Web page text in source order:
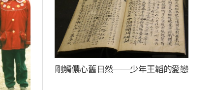
剛觸儂心舊日然──少年王韜的愛戀